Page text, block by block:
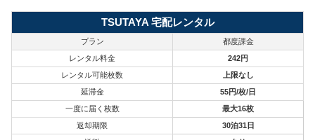
TSUTAYA 宅配レンタル
プラン
都度課金
レンタル料金
242円
レンタル可能枚数
上限なし
延滞金
55円/枚/日
一度に届く枚数
最大16枚
返却期限
30泊31日